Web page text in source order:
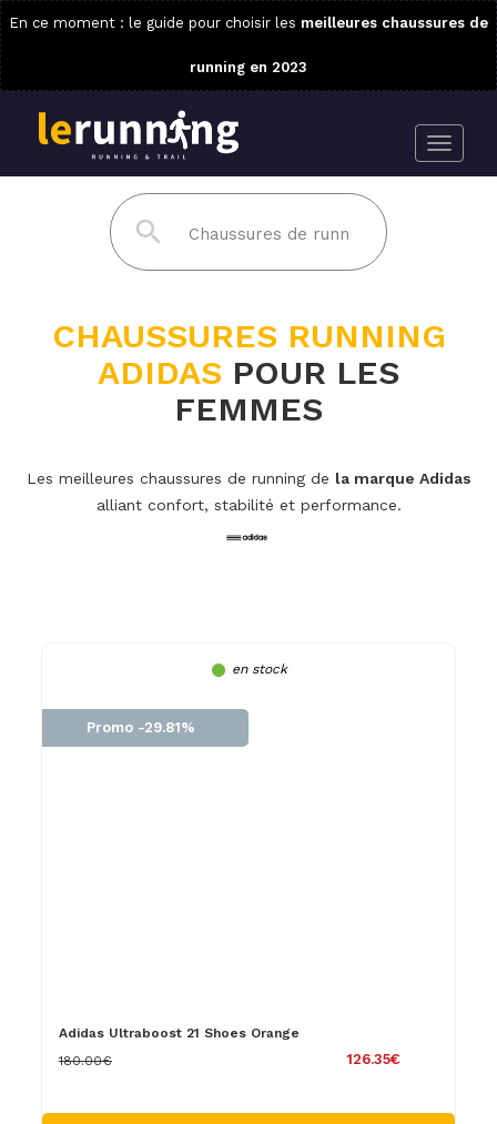
En ce moment : le guide pour choisir les meilleures chaussures de
running en 2023
CHAUSSURES RUNNING
ADIDAS POUR LES
FEMMES
Les meilleures chaussures de running de la marque Adidas
alliant confort, stabilité et performance.
en stock
Promo -29.81%
Adidas Ultraboost 21 Shoes Orange
126.35€
180.00€